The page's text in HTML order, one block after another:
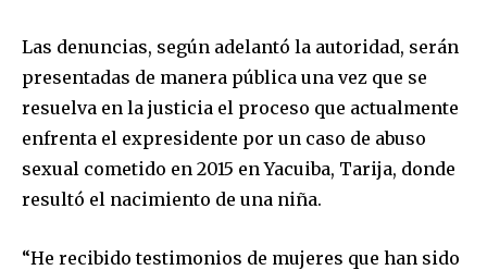
Las denuncias, según adelantó la autoridad, serán
presentadas de manera pública una vez que se
resuelva en la justicia el proceso que actualmente
enfrenta el expresidente por un caso de abuso
sexual cometido en 2015 en Yacuiba, Tarija, donde
resultó el nacimiento de una niña.
“He recibido testimonios de mujeres que han sido